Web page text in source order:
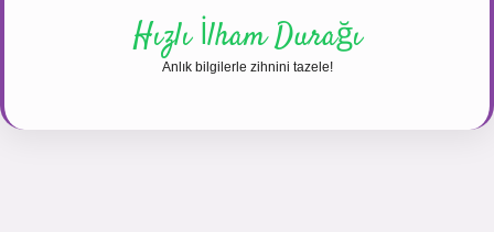
Hızlı İlham Durağı
Anlık bilgilerle zihnini tazele!